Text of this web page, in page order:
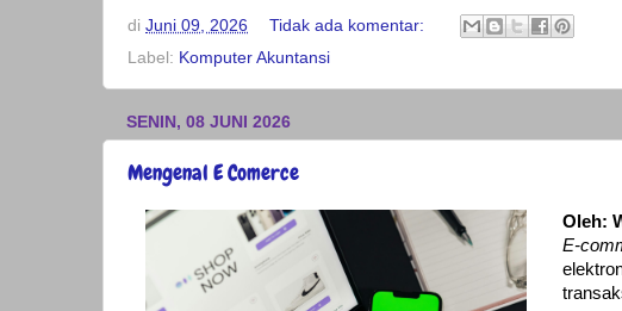
di Juni 09, 2026
Tidak ada komentar:
Label: Komputer Akuntansi
SENIN, 08 JUNI 2026
Mengenal E Comerce
Oleh:
E-